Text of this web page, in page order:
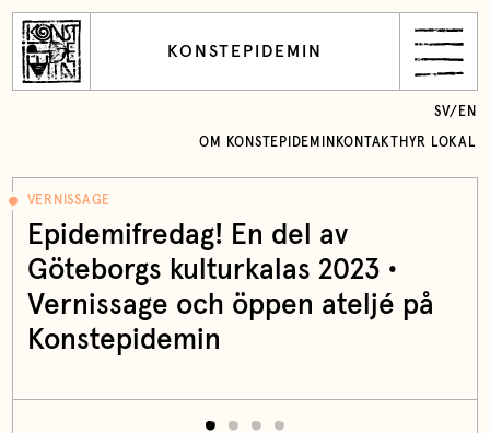
KONSTEPIDEMIN
OM KONSTEPIDEMIN KONTAKT HYR LOKAL
SV/ EN
VERNISSAGE
Epidemifredag! En del av
Göteborgs kulturkalas 2023 •
Vernissage och öppen ateljé på
Konstepidemin